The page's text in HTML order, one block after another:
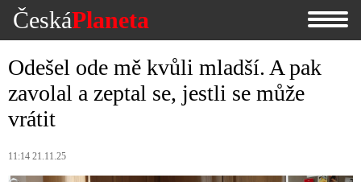
ČeskáPlaneta
Odešel ode mě kvůli mladší. A pak
zavolal a zeptal se, jestli se může
vrátit
11:14 21.11.25